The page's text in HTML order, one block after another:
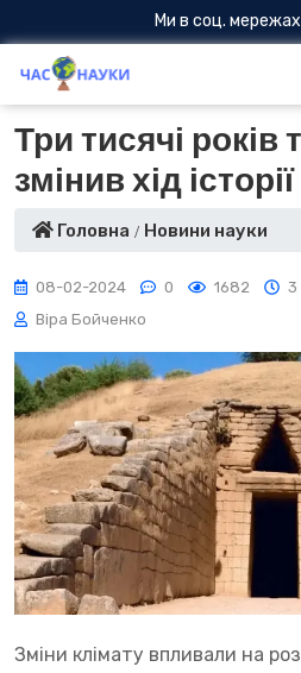
Ми в соц.
Три тисячі років
змінив хід
Головна Новини науки
08-02-2024 0 1682 3
Віра Бойченко
Зміни клімату впливали на